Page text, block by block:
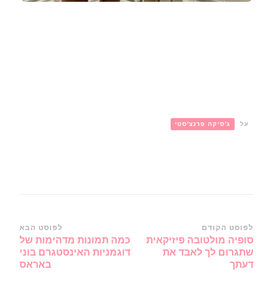
על ג'סיקה פרנצ'סטי
ניווט
ברשומות
לפוסט הקודם
סופיה מולטובה פיזיקאית
שתגרום לך לאבד את
דעתך
לפוסט הבא
כמה תמונות מדהימות של
דוגמניות האינסטגרם בוני
באראס